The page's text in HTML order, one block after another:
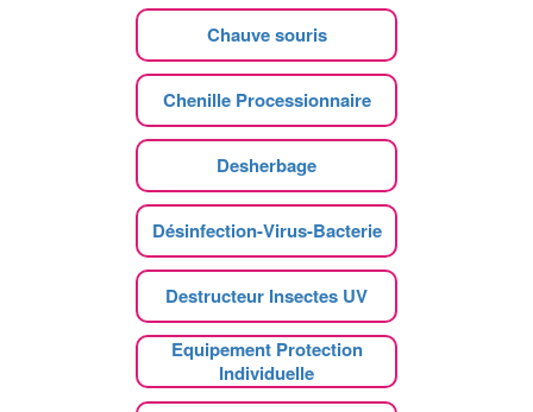
Chauve souris
Chenille Processionnaire
Desherbage
Désinfection-Virus-Bacterie
Destructeur Insectes UV
Equipement Protection
Individuelle